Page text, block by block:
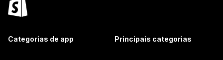
Categorias de app Principais categorias